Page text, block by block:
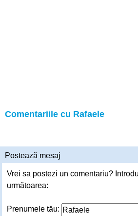
Comentariile cu Rafaele
Postează mesaj
Vrei sa postezi un comentariu?
următoarea:
Prenumele tău: